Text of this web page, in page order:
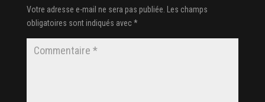
Votre adresse e-mail ne sera pas publiée.
Les champs
obligatoires sont indiqués avec*